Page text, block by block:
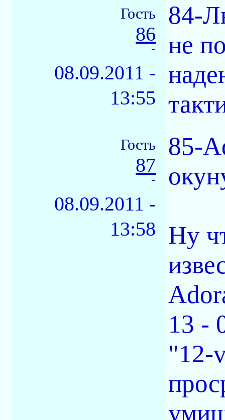
Гость
86
-
08.09.2011 -
13:55
84-
не
Гость
87
-
08.09.2011 -
13:58
85-
Ну
13 -
"12-